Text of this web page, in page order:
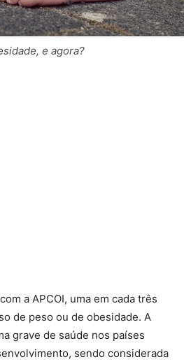
e agora?
a APCOI, uma em cada três
de peso ou de obesidade. A
grave de saúde nos países
sendo considerada